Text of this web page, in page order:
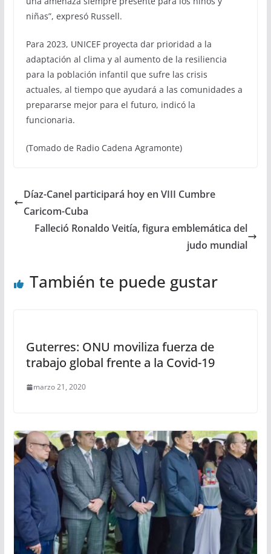
niñas”, expresó Russell.
Para 2023, UNICEF proyecta dar prioridad a la
adaptación al clima y al aumento de la resiliencia
para la población infantil que sufre las crisis
actuales, al tiempo que ayudará a las comunidades a
prepararse mejor para el futuro, indicó la
funcionaria.
(Tomado de Radio Cadena Agramonte)
Díaz-Canel participará hoy en VIII Cumbre
Caricom-Cuba
Falleció Ronaldo Veitía, figura emblemática del
judo mundial
También te puede gustar
Guterres: ONU moviliza fuerza de
trabajo global frente a la Covid-19
marzo 21, 2020